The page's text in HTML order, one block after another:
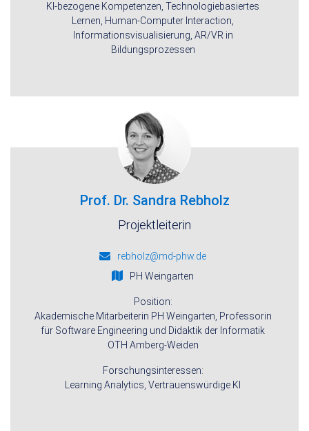
KI-bezogene Kompetenzen, Technologiebasiertes
Lernen, Human-Computer Interaction,
Informationsvisualisierung, AR/VR in
Bildungsprozessen
Prof. Dr. Sandra Rebholz
Projektleiterin
rebholz@md-phw.de
PH Weingarten
Position:
Akademische Mitarbeiterin PH Weingarten, Professorin
für Software Engineering und Didaktik der Informatik
OTH Amberg-Weiden
Forschungsinteressen:
Learning Analytics, Vertrauenswürdige KI